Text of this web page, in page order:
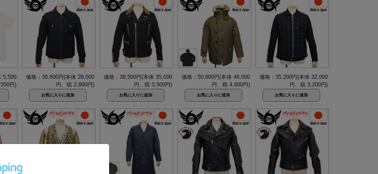
5,500
550円)
価格：30,800円(本体 28,000
円、税 2,800円)
価格：38,500円(本体 35,000
円、税 3,500円)
価格：50,600円(本体 46,000
円、税 4,600円)
価格：35,200円(本体 32,000
円、税 3,200円)